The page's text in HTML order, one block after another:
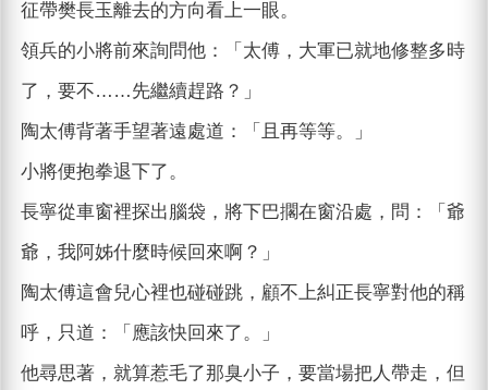
征帶樊長玉離去的方向看上一眼。
領兵的小將前來詢問他：「太傅，大軍已就地修整多時
了，要不……先繼續趕路？」
陶太傅背著手望著遠處道：「且再等等。」
小將便抱拳退下了。
長寧從車窗裡探出腦袋，將下巴擱在窗沿處，問：「爺
爺，我阿姊什麼時候回來啊？」
陶太傅這會兒心裡也碰碰跳，顧不上糾正長寧對他的稱
呼，只道：「應該快回來了。」
他尋思著，就算惹毛了那臭小子，要當場把人帶走，但